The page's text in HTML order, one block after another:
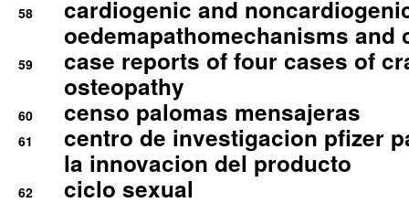
58
cardiogenic and
oedemapathomechanisms and
59
case reports of four cases of
osteopathy
60 censo palomas mensajeras
61
centro de investigacion pfizer
la innovacion del producto
62 ciclo sexual